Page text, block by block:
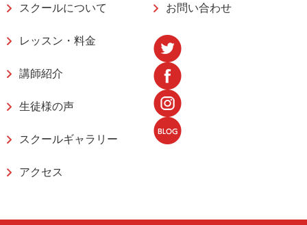
スクールについて
レッスン・料金
講師紹介
生徒様の声
スクールギャラリー
アクセス
お問い合わせ